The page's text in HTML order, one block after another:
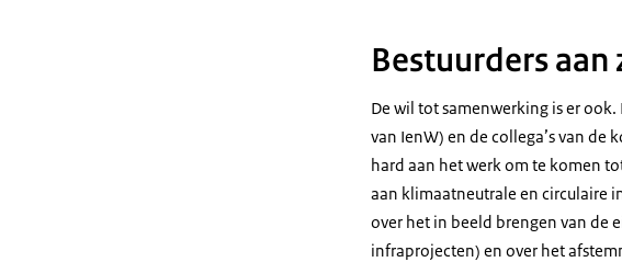
Bestuurders aan
De wil tot samenwerking is er
van IenW) en de collega’s van de
hard aan het werk om te komen
aan klimaatneutrale en circulaire
over het in beeld brengen van de
infraprojecten) en over het